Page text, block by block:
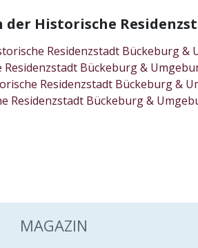
Historische
Residenzstadt Bückeburg &
Bückeburg &
Residenzstadt Bückeburg &
Residenzstadt Bückeburg &
MAGAZIN